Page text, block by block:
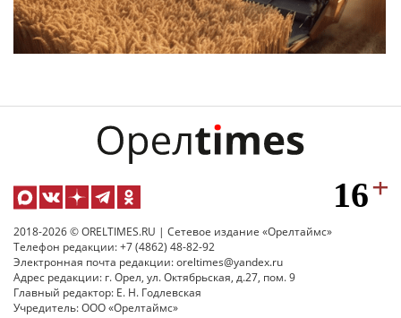
2018-2026 © ORELTIMES.RU | Сетевое издание «Орелтаймс»
Телефон редакции: +7 (4862) 48-82-92
Электронная почта редакции: oreltimes@yandex.ru
Адрес редакции: г. Орел, ул. Октябрьская, д.27, пом. 9
Главный редактор: Е. Н. Годлевская
Учредитель: ООО «Орелтаймс»